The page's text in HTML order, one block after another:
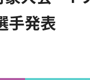
手発表